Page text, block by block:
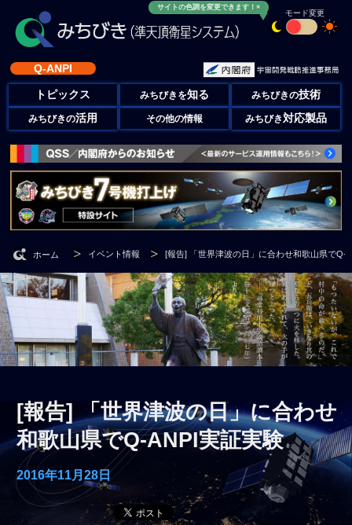
サイトの色調を変更できます！×
モード変更
Q-ANPI
トピックス みちびきを知る みちびきの技術
みちびきの活用 その他の情報 みちびき対応製品
ホーム イベント情報 [報告] 「世界津波の日」に合わせ和歌山県でQ-
[報告] 「世界津波の日」に合わせ
和歌山県でQ-ANPI実証実験
2016年11月28日